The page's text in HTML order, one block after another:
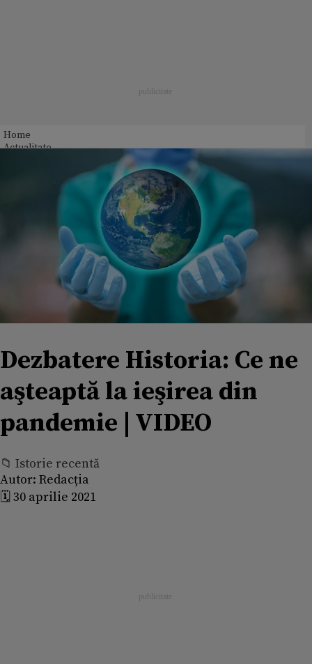
Home
Actualitate
Dezbatere Historia: Ce ne
aşteaptă la ieşirea din
pandemie | VIDEO
📁 Istorie recentă
Autor: Redacția
🗓️ 30 aprilie 2021